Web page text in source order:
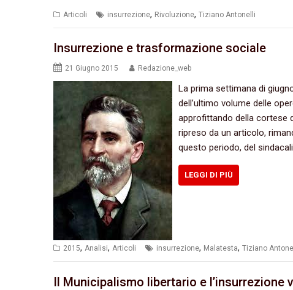
Articoli insurrezione, Rivoluzione, Tiziano Antonelli
Insurrezione e trasformazione sociale
21 Giugno 2015 Redazione_web
La prima settimana di
dell’ultimo volume delle
‬approfittando della cortese
‬ripreso da un articolo,‭
questo periodo,‭ ‬del
LEGGI DI PIÙ
2015, Analisi, Articoli insurrezione, Malatesta, Tiziano
Il Municipalismo libertario e l’insurrezione